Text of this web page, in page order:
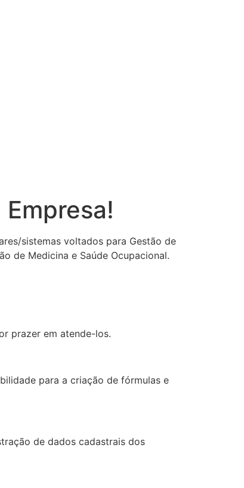
sistemas voltados para Gestão de
de Medicina e Saúde Ocupacional.
prazer em atende-los.
para a criação de fórmulas e
de dados cadastrais dos